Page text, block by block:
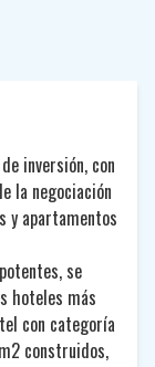
inversión, con
la negociación
y apartamentos
se
hoteles más
con categoría
construidos,